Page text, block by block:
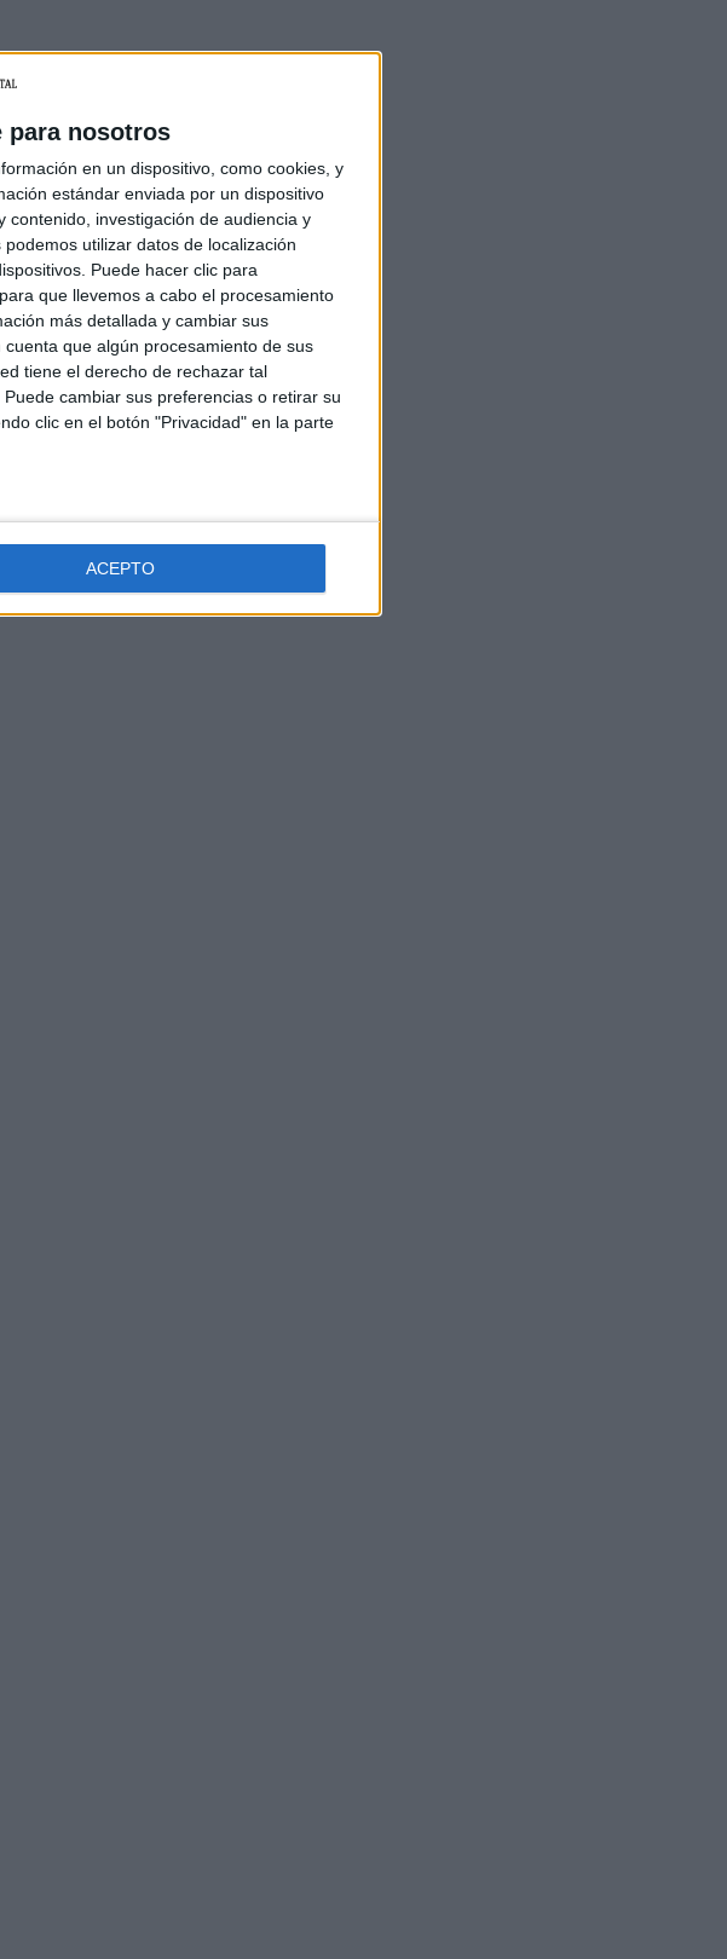
para nosotros
en un dispositivo, como cookies, y
estándar enviada por un dispositivo
contenido, investigación de audiencia y
utilizar datos de localización
Puede hacer clic para
que llevemos a cabo el procesamiento
más detallada y cambiar sus
cuenta que algún procesamiento de sus
tiene el derecho de rechazar tal
cambiar sus preferencias o retirar su
clic en el botón "Privacidad" en la parte
ACEPTO